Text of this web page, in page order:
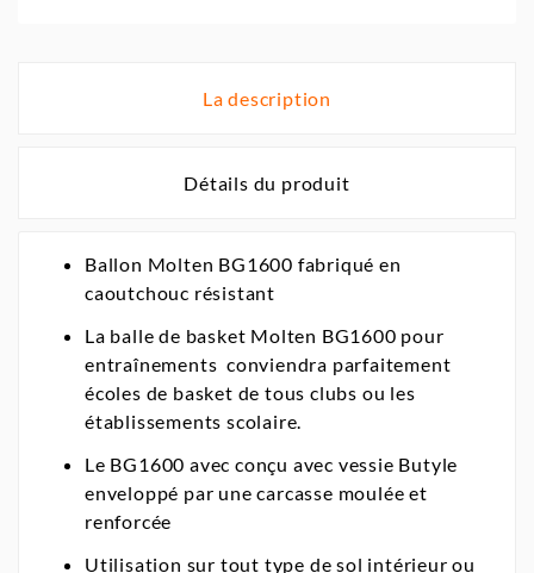
La description
Détails du produit
Ballon Molten BG1600 fabriqué en
caoutchouc résistant
La balle de basket Molten BG1600 pour
entraînements conviendra parfaitement
écoles de basket de tous clubs ou les
établissements scolaire.
Le BG1600 avec conçu avec vessie Butyle
enveloppé par une carcasse moulée et
renforcée
Utilisation sur tout type de sol intérieur ou